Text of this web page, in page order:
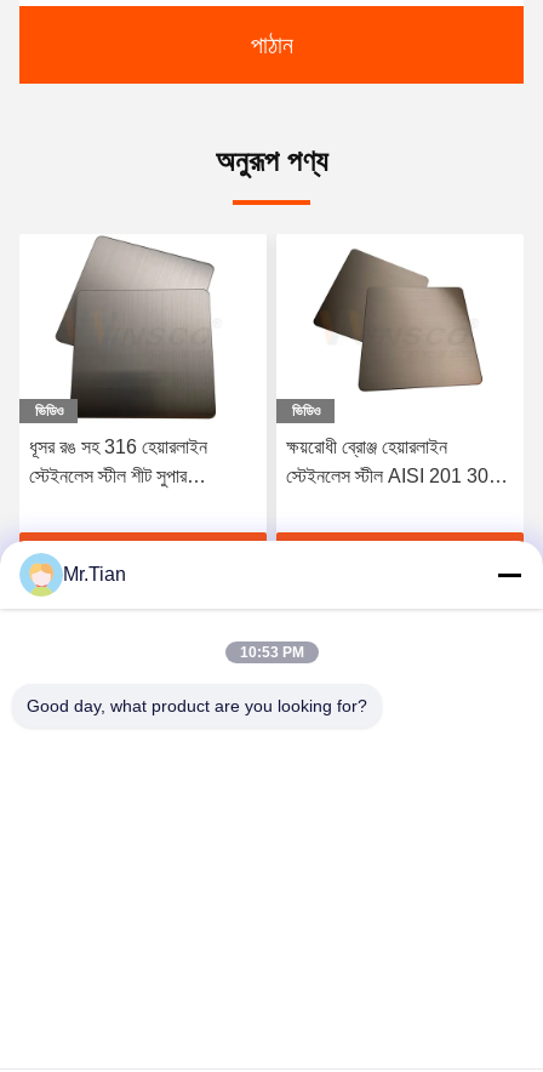
পাঠান
অনুরূপ পণ্য
ভিডিও
ক্ষয়রোধী ব্রোঞ্জ হেয়ারলাইন
স্টেইনলেস স্টীল AISI 201 304
ভিডিও
সাটিন রেড কপার হেয়ারলাইন
স্টেইনলেস স্টীল শীট 316l সমাপ্ত
Mr.Tian
10:53 PM
Good day, what product are you looking for?